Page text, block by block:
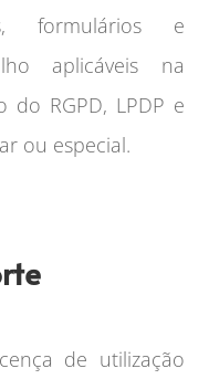
formulários e
aplicáveis na
do RGPD, LPDP e
ou especial.
de utilização